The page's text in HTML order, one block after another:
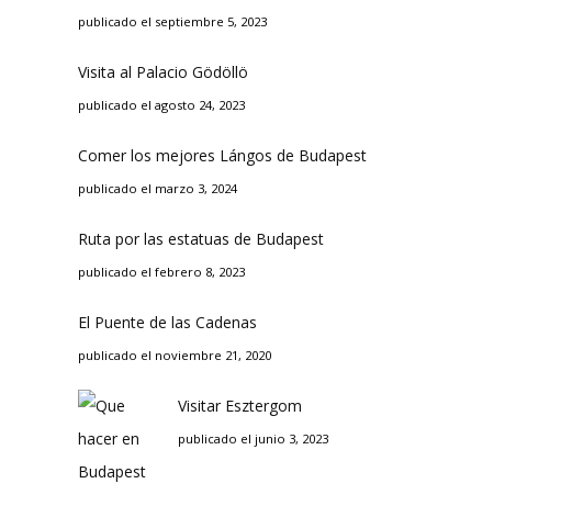
publicado el septiembre 5, 2023
Visita al Palacio Gödöllö
publicado el agosto 24, 2023
Comer los mejores Lángos de Budapest
publicado el marzo 3, 2024
Ruta por las estatuas de Budapest
publicado el febrero 8, 2023
El Puente de las Cadenas
publicado el noviembre 21, 2020
Visitar Esztergom
publicado el junio 3, 2023